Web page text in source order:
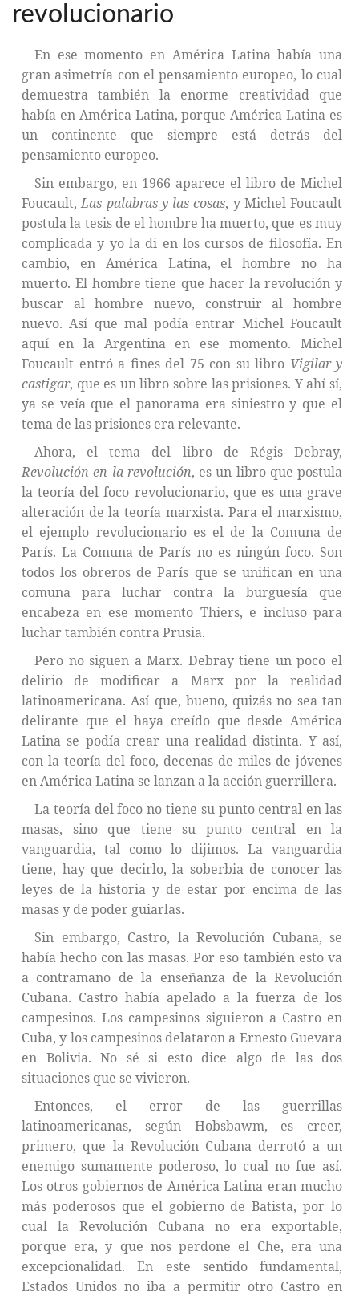
revolucionario
En ese momento en América Latina había una
gran asimetría con el pensamiento europeo, lo cual
demuestra también la enorme creatividad que
había en América Latina, porque América Latina es
un continente que siempre está detrás del
pensamiento europeo.
Sin embargo, en 1966 aparece el libro de Michel
Foucault,Las palabras y las cosas, y Michel Foucault
postula la tesis de el hombre ha muerto, que es muy
complicada y yo la di en los cursos de filosofía. En
cambio, en América Latina, el hombre no ha
muerto. El hombre tiene que hacer la revolución y
buscar al hombre nuevo, construir al hombre
nuevo. Así que mal podía entrar Michel Foucault
aquí en la Argentina en ese momento. Michel
Foucault entró a fines del 75 con su libro Vigilar y
castigar, que es un libro sobre las prisiones. Y ahí sí,
ya se veía que el panorama era siniestro y que el
tema de las prisiones era relevante.
Ahora, el tema del libro de Régis Debray,
Revolución en la revolución, es un libro que postula
la teoría del foco revolucionario, que es una grave
alteración de la teoría marxista. Para el marxismo,
el ejemplo revolucionario es el de la Comuna de
París. La Comuna de París no es ningún foco. Son
todos los obreros de París que se unifican en una
comuna para luchar contra la burguesía que
encabeza en ese momento Thiers, e incluso para
luchar también contra Prusia.
Pero no siguen a Marx. Debray tiene un poco el
delirio de modificar a Marx por la realidad
latinoamericana. Así que, bueno, quizás no sea tan
delirante que el haya creído que desde América
Latina se podía crear una realidad distinta. Y así,
con la teoría del foco, decenas de miles de jóvenes
en América Latina se lanzan a la acción guerrillera.
La teoría del foco no tiene su punto central en las
masas, sino que tiene su punto central en la
vanguardia, tal como lo dijimos. La vanguardia
tiene, hay que decirlo, la soberbia de conocer las
leyes de la historia y de estar por encima de las
masas y de poder guiarlas.
Sin embargo, Castro, la Revolución Cubana, se
había hecho con las masas. Por eso también esto va
a contramano de la enseñanza de la Revolución
Cubana. Castro había apelado a la fuerza de los
campesinos. Los campesinos siguieron a Castro en
Cuba, y los campesinos delataron a Ernesto Guevara
en Bolivia. No sé si esto dice algo de las dos
situaciones que se vivieron.
Entonces, el error de las guerrillas
latinoamericanas, según Hobsbawm, es creer,
primero, que la Revolución Cubana derrotó a un
enemigo sumamente poderoso, lo cual no fue así.
Los otros gobiernos de América Latina eran mucho
más poderosos que el gobierno de Batista, por lo
cual la Revolución Cubana no era exportable,
porque era, y que nos perdone el Che, era una
excepcionalidad. En este sentido fundamental,
Estados Unidos no iba a permitir otro Castro en